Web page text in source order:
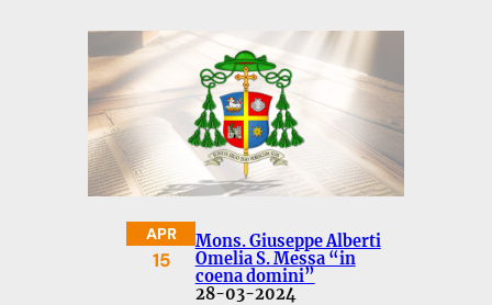
APR
15
Mons. Giuseppe Alberti
Omelia S. Messa “in
coena domini”
28-03-2024